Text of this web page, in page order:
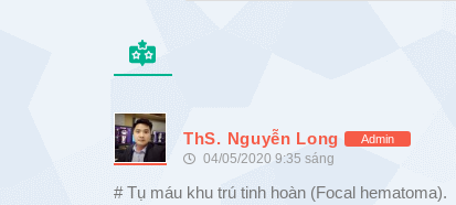
ThS. Nguyễn Long Admin
04/05/2020 9:35 sáng
# Tụ máu khu trú tinh hoàn (Focal hematoma).